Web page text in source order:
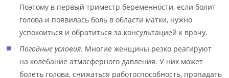
Поэтому в первый триместр беременности, если болит
голова и появилась боль в области матки, нужно
успокоиться и обратиться за консультацией к врачу.
Погодные условия. Многие женщины резко реагируют
на колебание атмосферного давления. У них может
болеть голова, снижаться работоспособность, пропадать